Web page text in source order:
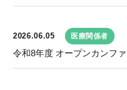
2026.06.05 医療関係者
令和8年度 オープンカンフ